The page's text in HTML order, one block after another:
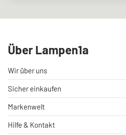
Über Lampen1a
Wir über uns
Sicher einkaufen
Markenwelt
Hilfe & Kontakt